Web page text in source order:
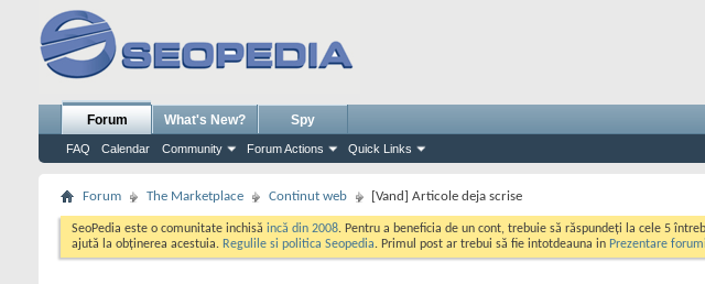
Forum
FAQ Calendar Community Forum Actions Quick Links
What's New? Spy
Forum The Marketplace Continut web [Vand] Articole deja scrise
SeoPedia este o comunitate inchisă incă din 2008. Pentru a beneficia de un cont, trebuie să răspundeți la cele 5
ajută la obținerea acestuia. Regulile si politica Seopedia. Primul post ar trebui să fie intotdeauna in Prezentare